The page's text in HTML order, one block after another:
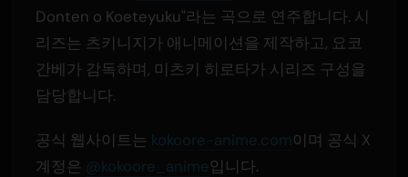
Donten o Koeteyuku"라는 곡으로 연주합니다. 시
리즈는 츠키니지가 애니메이션을 제작하고, 요코
간베가 감독하며, 미츠키 히로타가 시리즈 구성을
담당합니다.
공식 웹사이트는 kokoore-anime.com이며 공식 X
계정은 @kokoore_anime입니다.